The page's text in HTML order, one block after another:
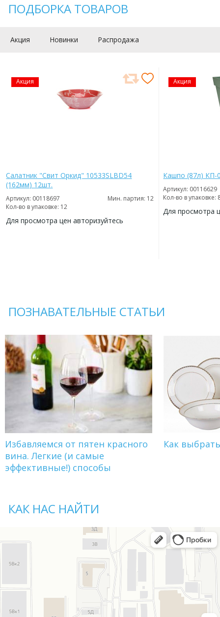
ПОДБОРКА ТОВАРОВ
Акция Новинки Распродажа
Акция
Салатник "Свит Оркид" 10533SLBD54
(162мм) 12шт.
Артикул: 00118697
Мин. партия: 12
Кол-во в упаковке: 12
Для просмотра цен авторизуйтесь
Акция
Кашпо (87л) КП-
Артикул: 00116629
Кол-во в упаковке:
Для просмотра
ПОЗНАВАТЕЛЬНЫЕ СТАТЬИ
Избавляемся от пятен красного
вина. Легкие (и самые
эффективные!) способы
Как
КАК НАС НАЙТИ